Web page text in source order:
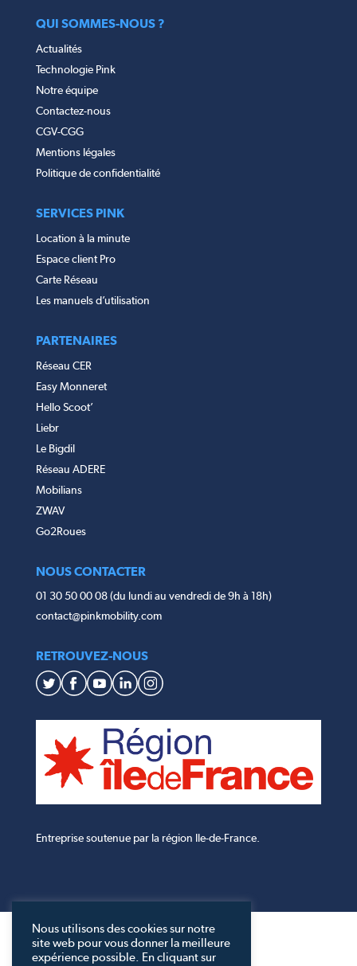
QUI SOMMES-NOUS ?
Actualités
Technologie Pink
Notre équipe
Contactez-nous
CGV-CGG
Mentions légales
Politique de confidentialité
SERVICES PINK
Location à la minute
Espace client Pro
Carte Réseau
Les manuels d’utilisation
PARTENAIRES
Réseau CER
Easy Monneret
Hello Scoot’
Liebr
Le Bigdil
Réseau ADERE
Mobilians
ZWAV
Go2Roues
NOUS CONTACTER
01 30 50 00 08 (du lundi au vendredi de 9h à 18h)
contact@pinkmobility.com
RETROUVEZ-NOUS
Entreprise soutenue par la région Ile-de-France.
Nous utilisons des cookies sur notre
site web pour vous donner la meilleure
expérience possible. En cliquant sur